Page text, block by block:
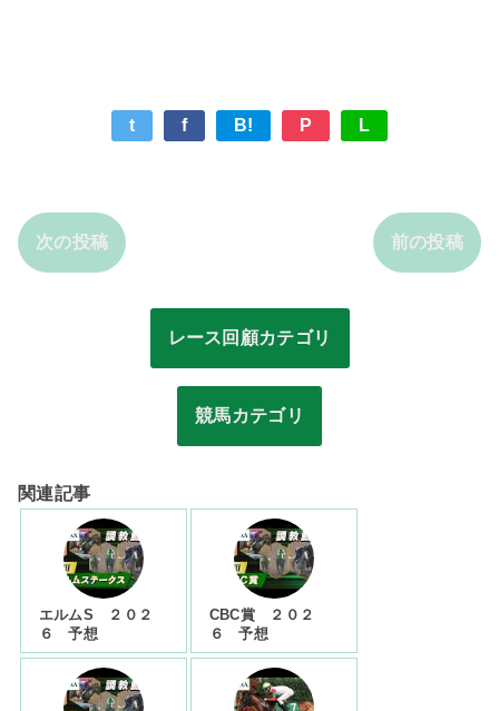
t f B! P L
次の投稿 前の投稿
レース回顧カテゴリ
競馬カテゴリ
関連記事
エルムS ２０２
６ 予想
CBC賞 ２０２
６ 予想